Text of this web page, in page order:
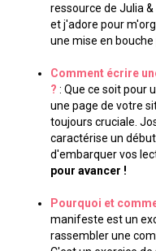
ressource de Julia
et j'adore pour
une mise en
Comment écrire
? : Que ce soit pour
une page de votre
toujours cruciale.
caractérise un
d'embarquer vos
pour avancer !
Pourquoi et
manifeste est un
rassembler une